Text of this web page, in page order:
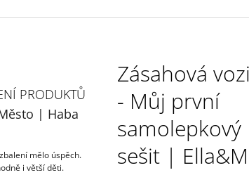
PRODUKTŮ
| Haba
mělo úspěch.
i větší děti.
Zásahová
- Můj první
samolepkový
sešit |
- KNIHA
| DVA
ČELOVKA - ČESKÁ
ČELENKAMI A KARTAMI |